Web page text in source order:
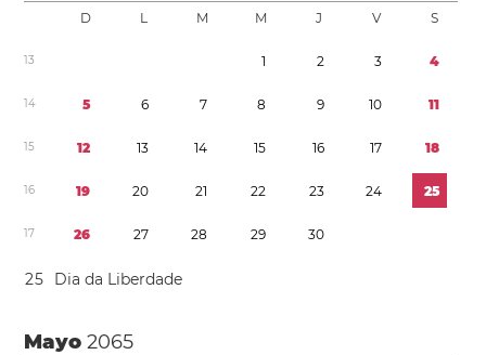
D L M M J V S
13 1 2 3 4
14 5 6 7 8 9 10 11
15 12 13 14 15 16 17 18
16 19 20 21 22 23 24 25
17 26 27 28 29 30
25 Dia da Liberdade
Mayo2065